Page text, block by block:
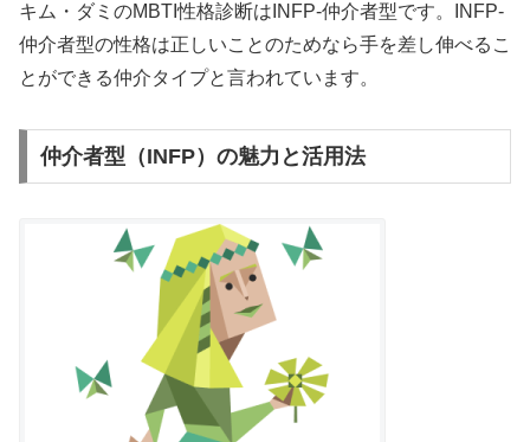
キム・ダミのMBTI性格診断はINFP-仲介者型です。INFP-
仲介者型の性格は正しいことのためなら手を差し伸べるこ
とができる仲介タイプと言われています。
仲介者型（INFP）の魅力と活用法